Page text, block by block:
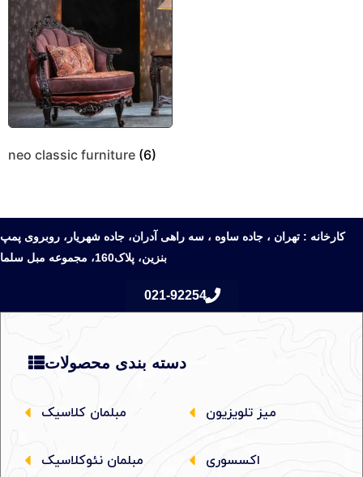
neo classic furniture (6)
کارخانه : تهران ، جاده ساوه ، سه راهی آدران، جاده شهریار، روبروی پمپ
بنزین، پلاک160، مجموعه مبل سلما
021-92254
دسته بندی محصولات
مبلمان کلاسیک
مبلمان نئوکلاسیک
میز تلویزیون
اکسسوری